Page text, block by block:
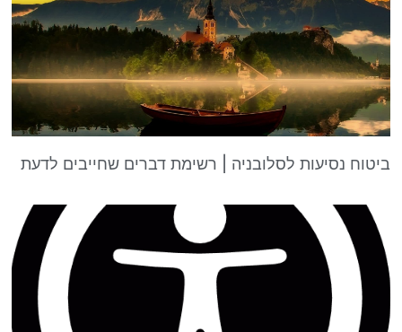
ביטוח נסיעות לסלובניה | רשימת דברים שחייבים לדעת